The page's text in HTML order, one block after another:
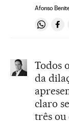
Afonso
Todos
da
claro
três ou